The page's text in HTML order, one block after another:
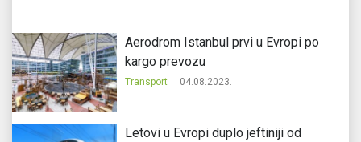
Aerodrom Istanbul prvi u Evropi po
kargo prevozu
Transport 04.08.2023.
Letovi u Evropi duplo jeftiniji od